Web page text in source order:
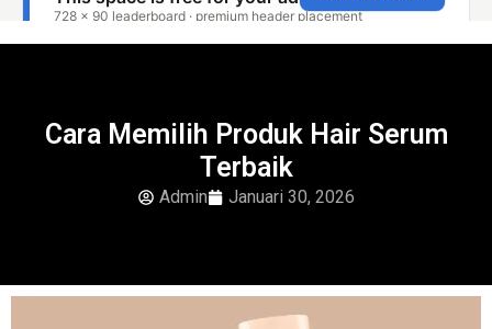
Cara Memilih Produk Hair Serum
Terbaik
Admin Januari 30, 2026